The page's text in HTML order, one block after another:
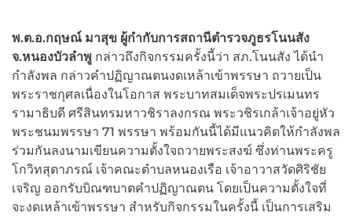
พ.ต.อ.กฤษณ์ มาสุข ผู้กำกับการสถานีตำรวจภูธรโนนสัง
จ.หนองบัวลำพู กล่าวถึงกิจกรรมครั้งนี้ว่า สภ.โนนสัง ได้นำ
กำลังพล กล่าวคำปฏิญาณตนงดเหล้าเข้าพรรษา ถวายเป็น
พระราชกุศลเนื่องในโอกาส พระบาทสมเด็จพระปรเมนทร
รามาธิบดี ศรีสินทรมหาวชิราลงกรณ พระวชิรเกล้าเจ้าอยู่หัว
พระชนมพรรษา 71 พรรษา พร้อมกันนี้ได้มีแนวคิดให้กำลังพล
ร่วมกันลงนามเขียนความตั้งใจถวายพระสงฆ์ ซึ่งท่านพระครู
โกวิทสุตาภรณ์ เจ้าคณะตำบลหนองเรือ เจ้าอาวาสวัดศิริชัย
เจริญ ออกรับบิณฑบาตคำปฏิญาณตน โดยเป็นความตั้งใจที่
จะงดเหล้าเข้าพรรษา สำหรับกิจกรรมในครั้งนี้ เป็นการเสริม